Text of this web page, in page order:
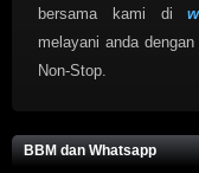
bersama kami di
melayani anda
Non-Stop.
BBM dan Whatsapp